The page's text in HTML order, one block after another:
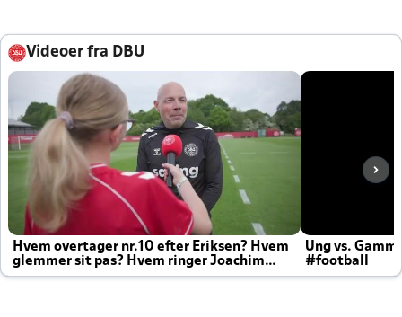
Videoer fra DBU
Hvem overtager nr.10 efter Eriksen? Hvem
glemmer sit pas? Hvem ringer Joachim
altid til efter kampe?
Ung vs.
#football